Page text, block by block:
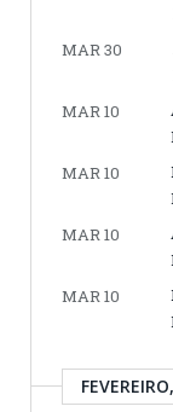
MAR 30
MAR 10
MAR 10
MAR 10
MAR 10